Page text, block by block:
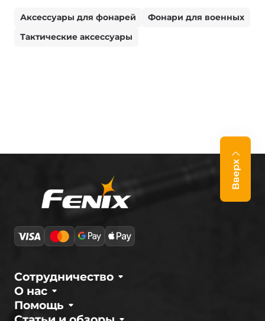
Аксессуары для фонарей
Фонари для военных
Тактические аксессуары
Вверх
О нас
Сотрудничество
Помощь